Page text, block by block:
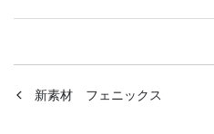
新素材 フェニックス